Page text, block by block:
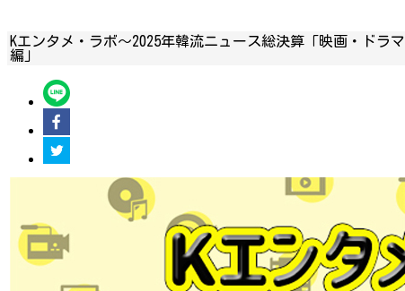
Kエンタメ・ラボ～2025年韓流ニュース総決算「映画・ドラマ
編」